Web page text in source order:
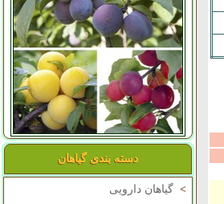
دسته بندی گیاهان
> گیاهان دارویی